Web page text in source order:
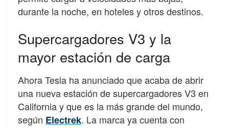
durante la noche, en hoteles y otros destinos.
Supercargadores V3 y la
mayor estación de carga
Ahora Tesla ha anunciado que acaba de abrir
una nueva estación de supercargadores V3 en
California y que es la más grande del mundo,
según Electrek. La marca ya cuenta con